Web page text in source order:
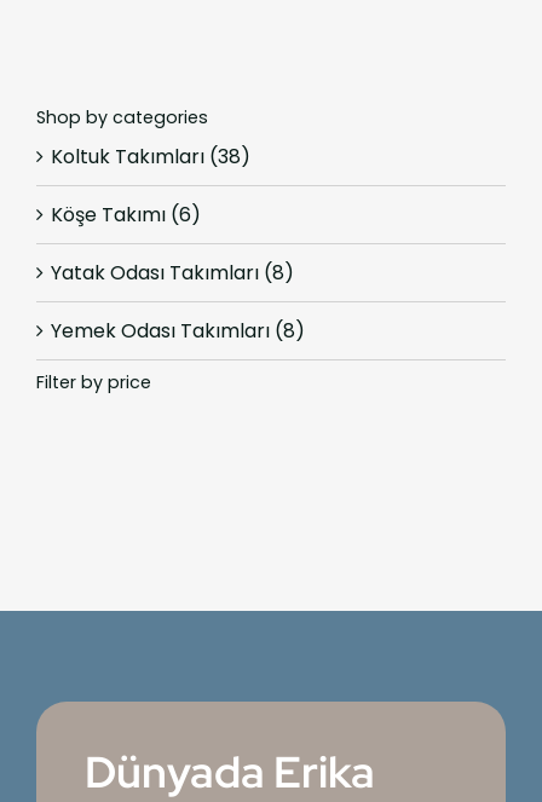
Shop by categories
Koltuk Takımları (38)
Köşe Takımı (6)
Yatak Odası Takımları (8)
Yemek Odası Takımları (8)
Filter by price
Dünyada Erika